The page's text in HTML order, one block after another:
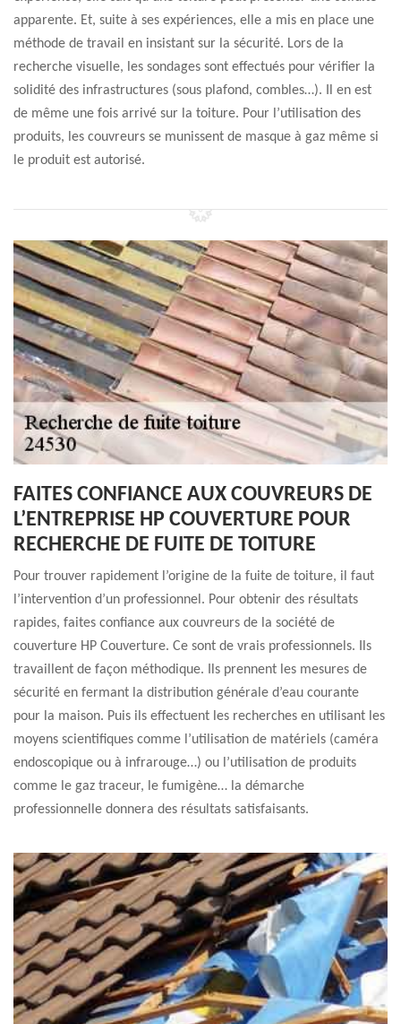
apparente. Et, suite à ses expériences, elle a mis en place une
méthode de travail en insistant sur la sécurité. Lors de la
recherche visuelle, les sondages sont effectués pour vérifier la
solidité des infrastructures (sous plafond, combles…). Il en est
de même une fois arrivé sur la toiture. Pour l’utilisation des
produits, les couvreurs se munissent de masque à gaz même si
le produit est autorisé.
FAITES CONFIANCE AUX COUVREURS DE
L’ENTREPRISE HP COUVERTURE POUR
RECHERCHE DE FUITE DE TOITURE
Pour trouver rapidement l’origine de la fuite de toiture, il faut
l’intervention d’un professionnel. Pour obtenir des résultats
rapides, faites confiance aux couvreurs de la société de
couverture HP Couverture. Ce sont de vrais professionnels. Ils
travaillent de façon méthodique. Ils prennent les mesures de
sécurité en fermant la distribution générale d’eau courante
pour la maison. Puis ils effectuent les recherches en utilisant les
moyens scientifiques comme l’utilisation de matériels (caméra
endoscopique ou à infrarouge…) ou l’utilisation de produits
comme le gaz traceur, le fumigène… la démarche
professionnelle donnera des résultats satisfaisants.